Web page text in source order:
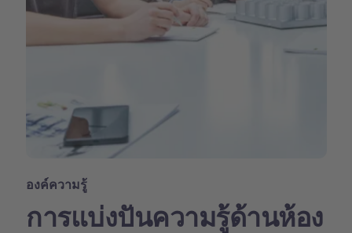
องค์ความรู้
การแบ่งปันความรู้ด้านห้อง